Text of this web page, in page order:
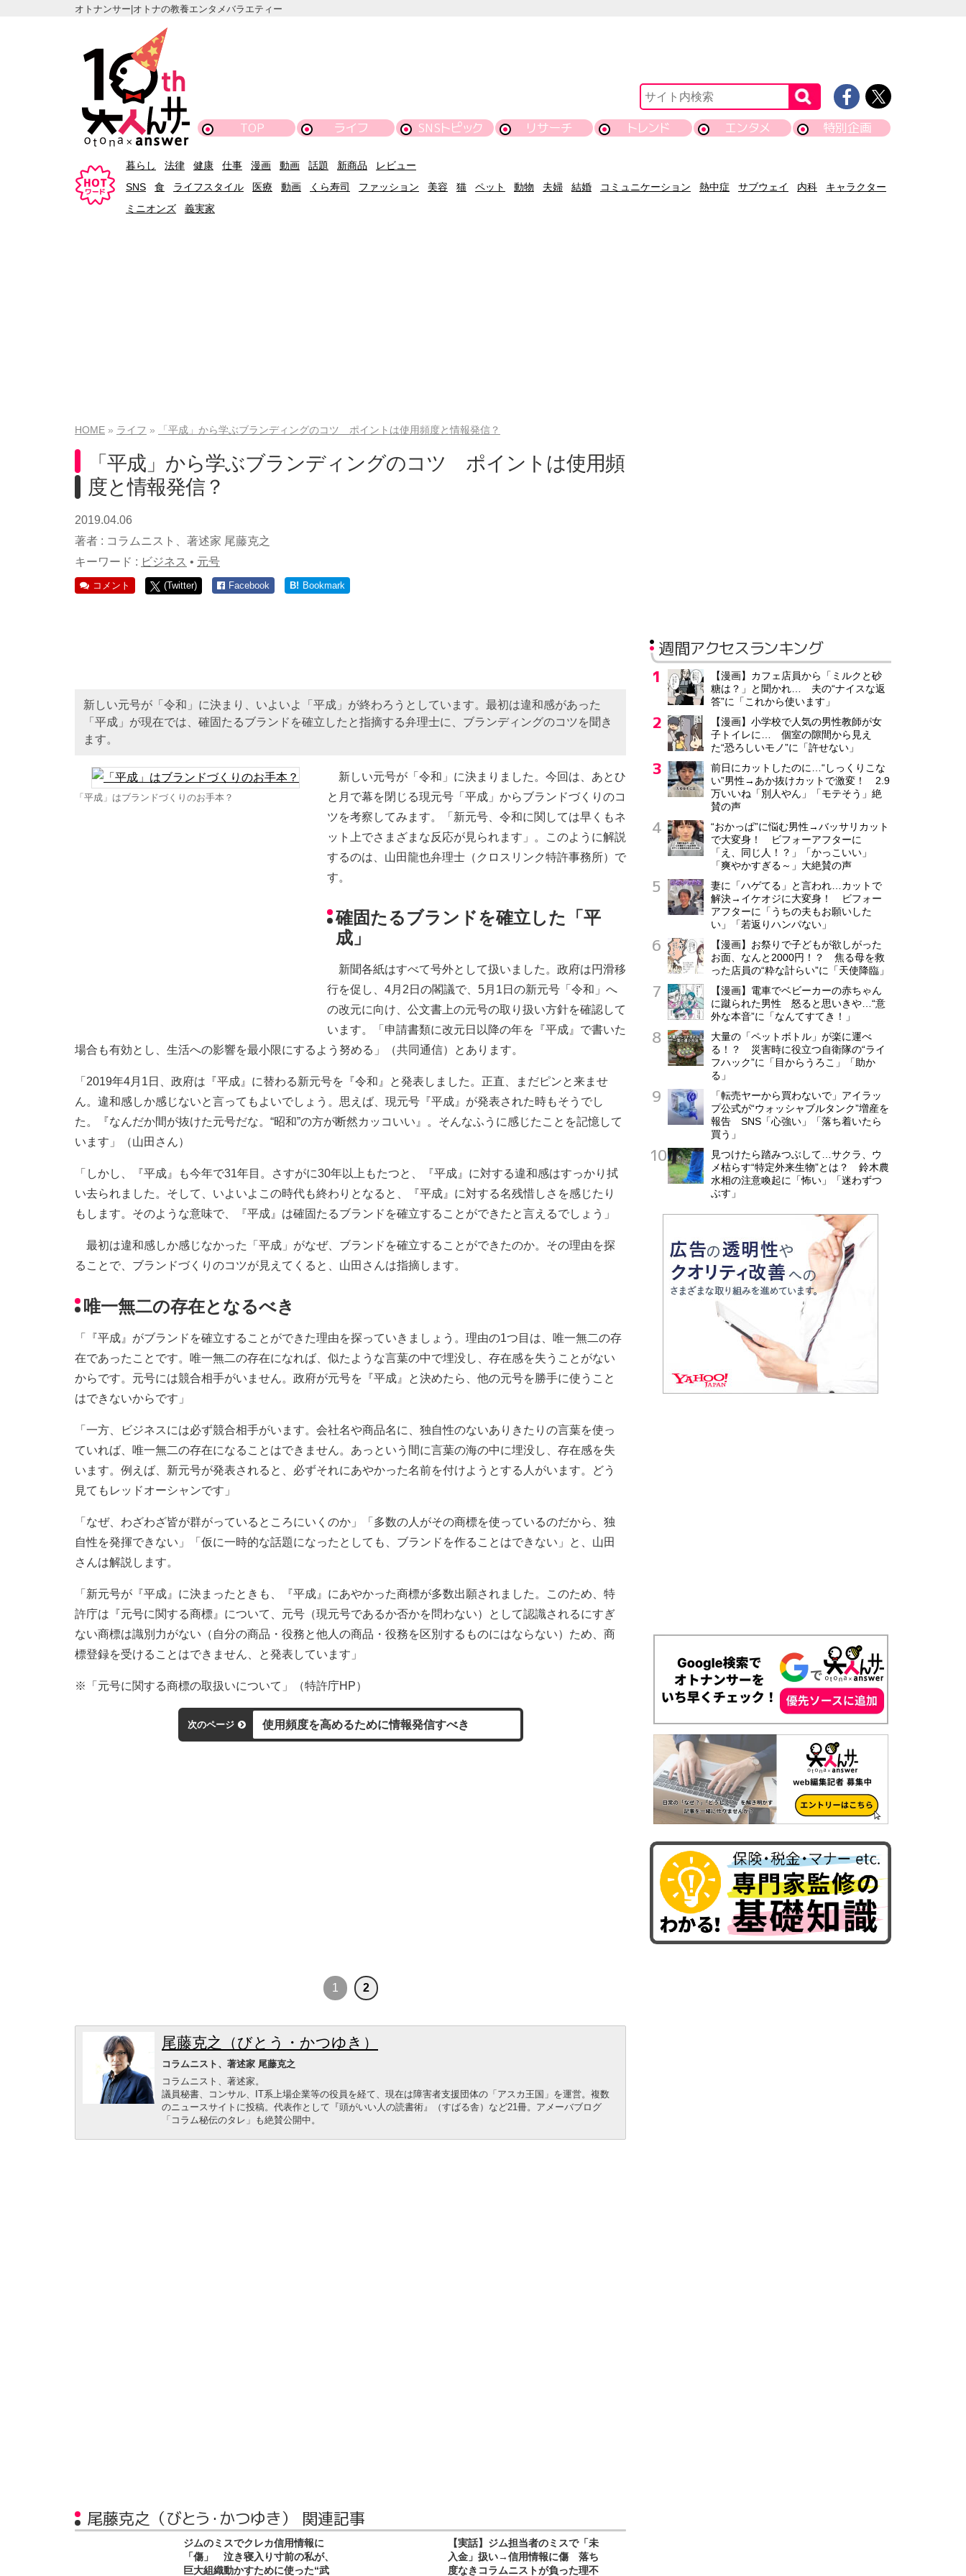
オトナンサー|オトナの教養エンタメバラエティー
TOP ライフ SNSトピック リサーチ トレンド エンタメ 特別企画
暮らし 法律 健康 仕事 漫画 動画 話題 新商品
レビュー
SNS
食 ライフスタイル 医療 動画 くら寿司 ファッション 美容 猫 ペット 動物 夫婦 結婚 コミュニケーション 熱中症 サブウェイ 内科
キャラクター
ミニオンズ
義実家
HOME ライフ 「平成」から学ぶブランディングのコツ ポイントは使用頻度と情報発信？
「平成」から学ぶブランディングのコツ ポイントは使用頻
度と情報発信？
2019.04.06
著者 : コラムニスト、著述家 尾藤克之
キーワード : ビジネス • 元号
コメント (Twitter) Facebook B! Bookmark
新しい元号が「令和」に決まり、いよいよ「平成」が終わろうとしています。最初は違和感があった
「平成」が現在では、確固たるブランドを確立したと指摘する弁理士に、ブランディングのコツを聞き
ます。
「平成」はブランドづくりのお手本？
新しい元号が「令和」に決まりました。今回は、あとひ
と月で幕を閉じる現元号「平成」からブランドづくりのコ
ツを考察してみます。「新元号、令和に関しては早くもネ
ット上でさまざまな反応が見られます」。このように解説
するのは、山田龍也弁理士（クロスリンク特許事務所）で
す。
確固たるブランドを確立した「平
成」
新聞各紙はすべて号外として扱いました。政府は円滑移
行を促し、4月2日の閣議で、5月1日の新元号「令和」へ
の改元に向け、公文書上の元号の取り扱い方針を確認して
います。「申請書類に改元日以降の年を『平成』で書いた
場合も有効とし、生活への影響を最小限にするよう努める」（共同通信）とあります。
「2019年4月1日、政府は『平成』に替わる新元号を『令和』と発表しました。正直、まだピンと来ませ
ん。違和感しか感じないと言ってもよいでしょう。思えば、現元号『平成』が発表された時もそうでし
た。『なんだか間が抜けた元号だな。“昭和”の方が断然カッコいい』。そんなふうに感じたことを記憶して
います」（山田さん）
「しかし、『平成』も今年で31年目。さすがに30年以上もたつと、『平成』に対する違和感はすっかり拭
い去られました。そして、いよいよこの時代も終わりとなると、『平成』に対する名残惜しさを感じたり
もします。そのような意味で、『平成』は確固たるブランドを確立することができたと言えるでしょう」
最初は違和感しか感じなかった「平成」がなぜ、ブランドを確立することができたのか。その理由を探
ることで、ブランドづくりのコツが見えてくると、山田さんは指摘します。
唯一無二の存在となるべき
「『平成』がブランドを確立することができた理由を探っていきましょう。理由の1つ目は、唯一無二の存
在であったことです。唯一無二の存在になれば、似たような言葉の中で埋没し、存在感を失うことがない
からです。元号には競合相手がいません。政府が元号を『平成』と決めたら、他の元号を勝手に使うこと
はできないからです」
「一方、ビジネスには必ず競合相手がいます。会社名や商品名に、独自性のないありきたりの言葉を使っ
ていれば、唯一無二の存在になることはできません。あっという間に言葉の海の中に埋没し、存在感を失
います。例えば、新元号が発表されると、必ずそれにあやかった名前を付けようとする人がいます。どう
見てもレッドオーシャンです」
「なぜ、わざわざ皆が群がっているところにいくのか」「多数の人がその商標を使っているのだから、独
自性を発揮できない」「仮に一時的な話題になったとしても、ブランドを作ることはできない」と、山田
さんは解説します。
「新元号が『平成』に決まったときも、『平成』にあやかった商標が多数出願されました。このため、特
許庁は『元号に関する商標』について、元号（現元号であるか否かを問わない）として認識されるにすぎ
ない商標は識別力がない（自分の商品・役務と他人の商品・役務を区別するものにはならない）ため、商
標登録を受けることはできません、と発表しています」
※「元号に関する商標の取扱いについて」（特許庁HP）
次のページ 使用頻度を高めるために情報発信すべき
1 2
尾藤克之（びとう・かつゆき）
コラムニスト、著述家 尾藤克之
コラムニスト、著述家。
議員秘書、コンサル、IT系上場企業等の役員を経て、現在は障害者支援団体の「アスカ王国」を運営。複数
のニュースサイトに投稿。代表作として『頭がいい人の読書術』（すばる舎）など21冊。アメーバブログ
「コラム秘伝のタレ」も絶賛公開中。
尾藤克之（びとう・かつゆき） 関連記事
ジムのミスでクレカ信用情報に
「傷」 泣き寝入り寸前の私が、
巨大組織動かすために使った“武
【実話】ジム担当者のミスで「未
入金」扱い→信用情報に傷 落ち
度なきコラムニストが負った理不
週間アクセスランキング
【漫画】カフェ店員から「ミルクと砂
糖は？」と聞かれ… 夫の“ナイスな返
答”に「これから使います」
【漫画】小学校で人気の男性教師が女
子トイレに… 個室の隙間から見え
た“恐ろしいモノ”に「許せない」
前日にカットしたのに…“しっくりこな
い”男性→あか抜けカットで激変！ 2.9
万いいね「別人やん」「モテそう」絶
賛の声
“おかっぱ”に悩む男性→バッサリカット
で大変身！ ビフォーアフターに
「え、同じ人！？」「かっこいい」
「爽やかすぎる～」大絶賛の声
妻に「ハゲてる」と言われ…カットで
解決→イケオジに大変身！ ビフォー
アフターに「うちの夫もお願いした
い」「若返りハンパない」
【漫画】お祭りで子どもが欲しがった
お面、なんと2000円！？ 焦る母を救
った店員の“粋な計らい”に「天使降臨」
【漫画】電車でベビーカーの赤ちゃん
に蹴られた男性 怒ると思いきや…“意
外な本音”に「なんてすてき！」
大量の「ペットボトル」が楽に運べ
る！？ 災害時に役立つ自衛隊の“ライ
フハック”に「目からうろこ」「助か
る」
「転売ヤーから買わないで」アイラッ
プ公式が“ウォッシャブルタンク”増産を
報告 SNS「心強い」「落ち着いたら
買う」
見つけたら踏みつぶして…サクラ、ウ
メ枯らす“特定外来生物”とは？ 鈴木農
水相の注意喚起に「怖い」「迷わずつ
ぶす」